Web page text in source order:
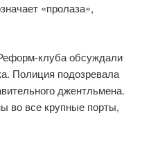
«пролаза»,
клуба обсуждали
Полиция подозревала
джентльмена.
во все крупные порты,